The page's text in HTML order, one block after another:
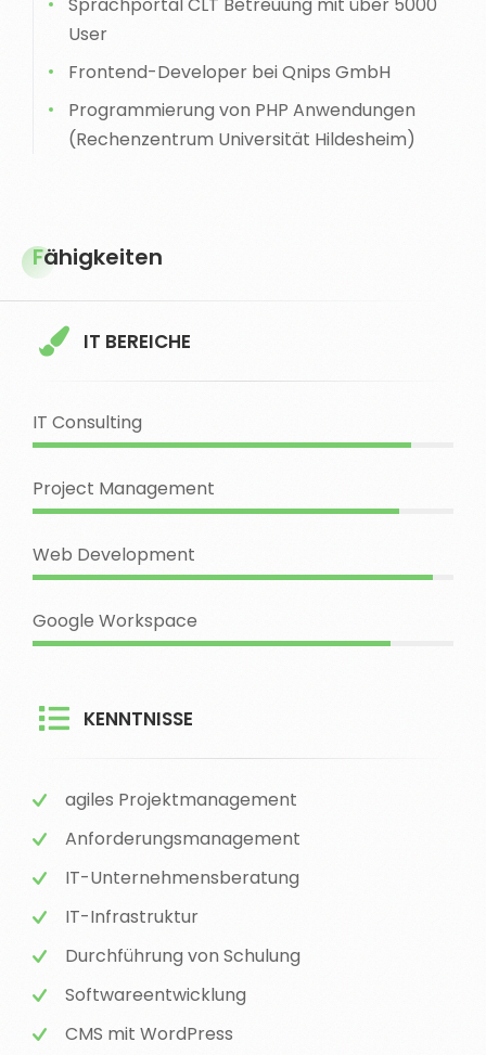
User
Frontend-Developer bei Qnips GmbH
Programmierung von PHP Anwendungen
(Rechenzentrum Universität Hildesheim)
Fähigkeiten
IT BEREICHE
IT Consulting
Project Management
Web Development
Google Workspace
KENNTNISSE
agiles Projektmanagement
Anforderungsmanagement
IT-Unternehmensberatung
IT-Infrastruktur
Durchführung von Schulung
Softwareentwicklung
CMS mit WordPress